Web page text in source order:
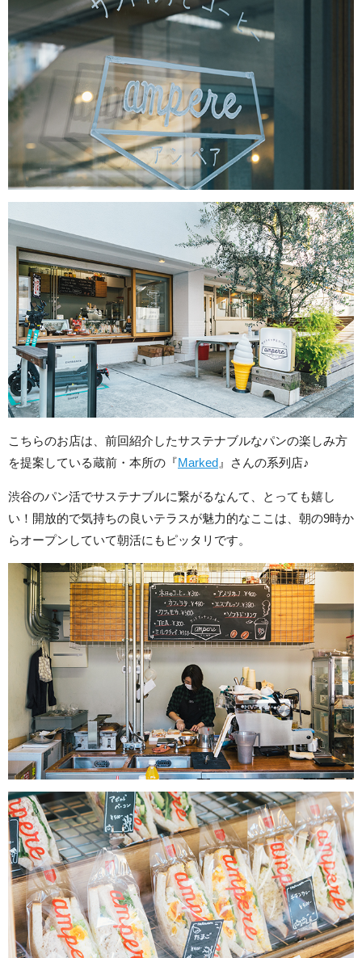
こちらのお店は、前回紹介したサステナブルなパンの楽しみ方
を提案している蔵前・本所の『Marked 』さんの系列店♪
渋谷のパン活でサステナブルに繋がるなんて、とっても嬉し
い！開放的で気持ちの良いテラスが魅力的なここは、朝の9時か
らオープンしていて朝活にもピッタリです。